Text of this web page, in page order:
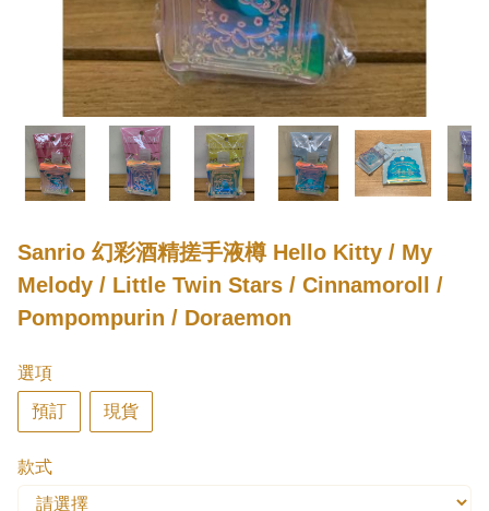
Sanrio 幻彩酒精搓手液樽 Hello Kitty / My
Melody / Little Twin Stars / Cinnamoroll /
Pompompurin / Doraemon
選項
預訂 現貨
款式